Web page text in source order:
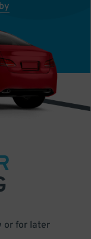
or for later